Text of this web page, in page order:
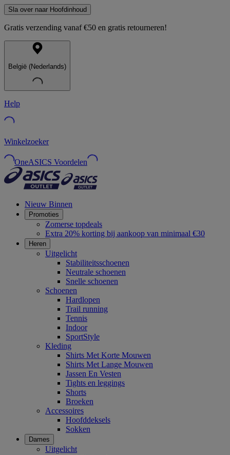
Sla over naar Hoofdinhoud
Gratis verzending vanaf €50 en gratis retourneren!
België (Nederlands)
Help
Winkelzoeker
OneASICS Voordelen
Nieuw Binnen
Promoties
Zomerse topdeals
Extra 20% korting bij aankoop van minimaal €30
Heren
Uitgelicht
Stabiliteitsschoenen
Neutrale schoenen
Snelle schoenen
Schoenen
Hardlopen
Trail running
Tennis
Indoor
SportStyle
Kleding
Shirts Met Korte Mouwen
Shirts Met Lange Mouwen
Jassen En Vesten
Tights en leggings
Shorts
Broeken
Accessoires
Hoofddeksels
Sokken
Dames
Uitgelicht